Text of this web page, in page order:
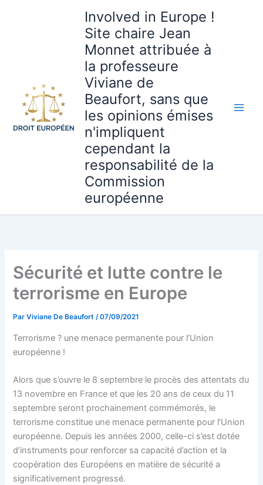
Involved in Europe !
Site chaire Jean
Monnet attribuée à
la professeure
Viviane de
Beaufort, sans que
les opinions émises
n'impliquent
cependant la
responsabilité de la
Commission
européenne
Sécurité et lutte contre le
terrorisme en Europe
ParViviane De Beaufort/07/09/2021
Terrorisme ? une menace permanente pour l’Union
européenne !
Alors que s’ouvre le 8 septembre le procès des attentats du
13 novembre en France et que les 20 ans de ceux du 11
septembre seront prochainement commémorés, le
terrorisme constitue une menace permanente pour l’Union
européenne. Depuis les années 2000, celle-ci s’est dotée
d’instruments pour renforcer sa capacité d’action et la
coopération des Européens en matière de sécurité a
significativement progressé.